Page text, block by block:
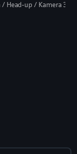
Head-up / Kamera 360